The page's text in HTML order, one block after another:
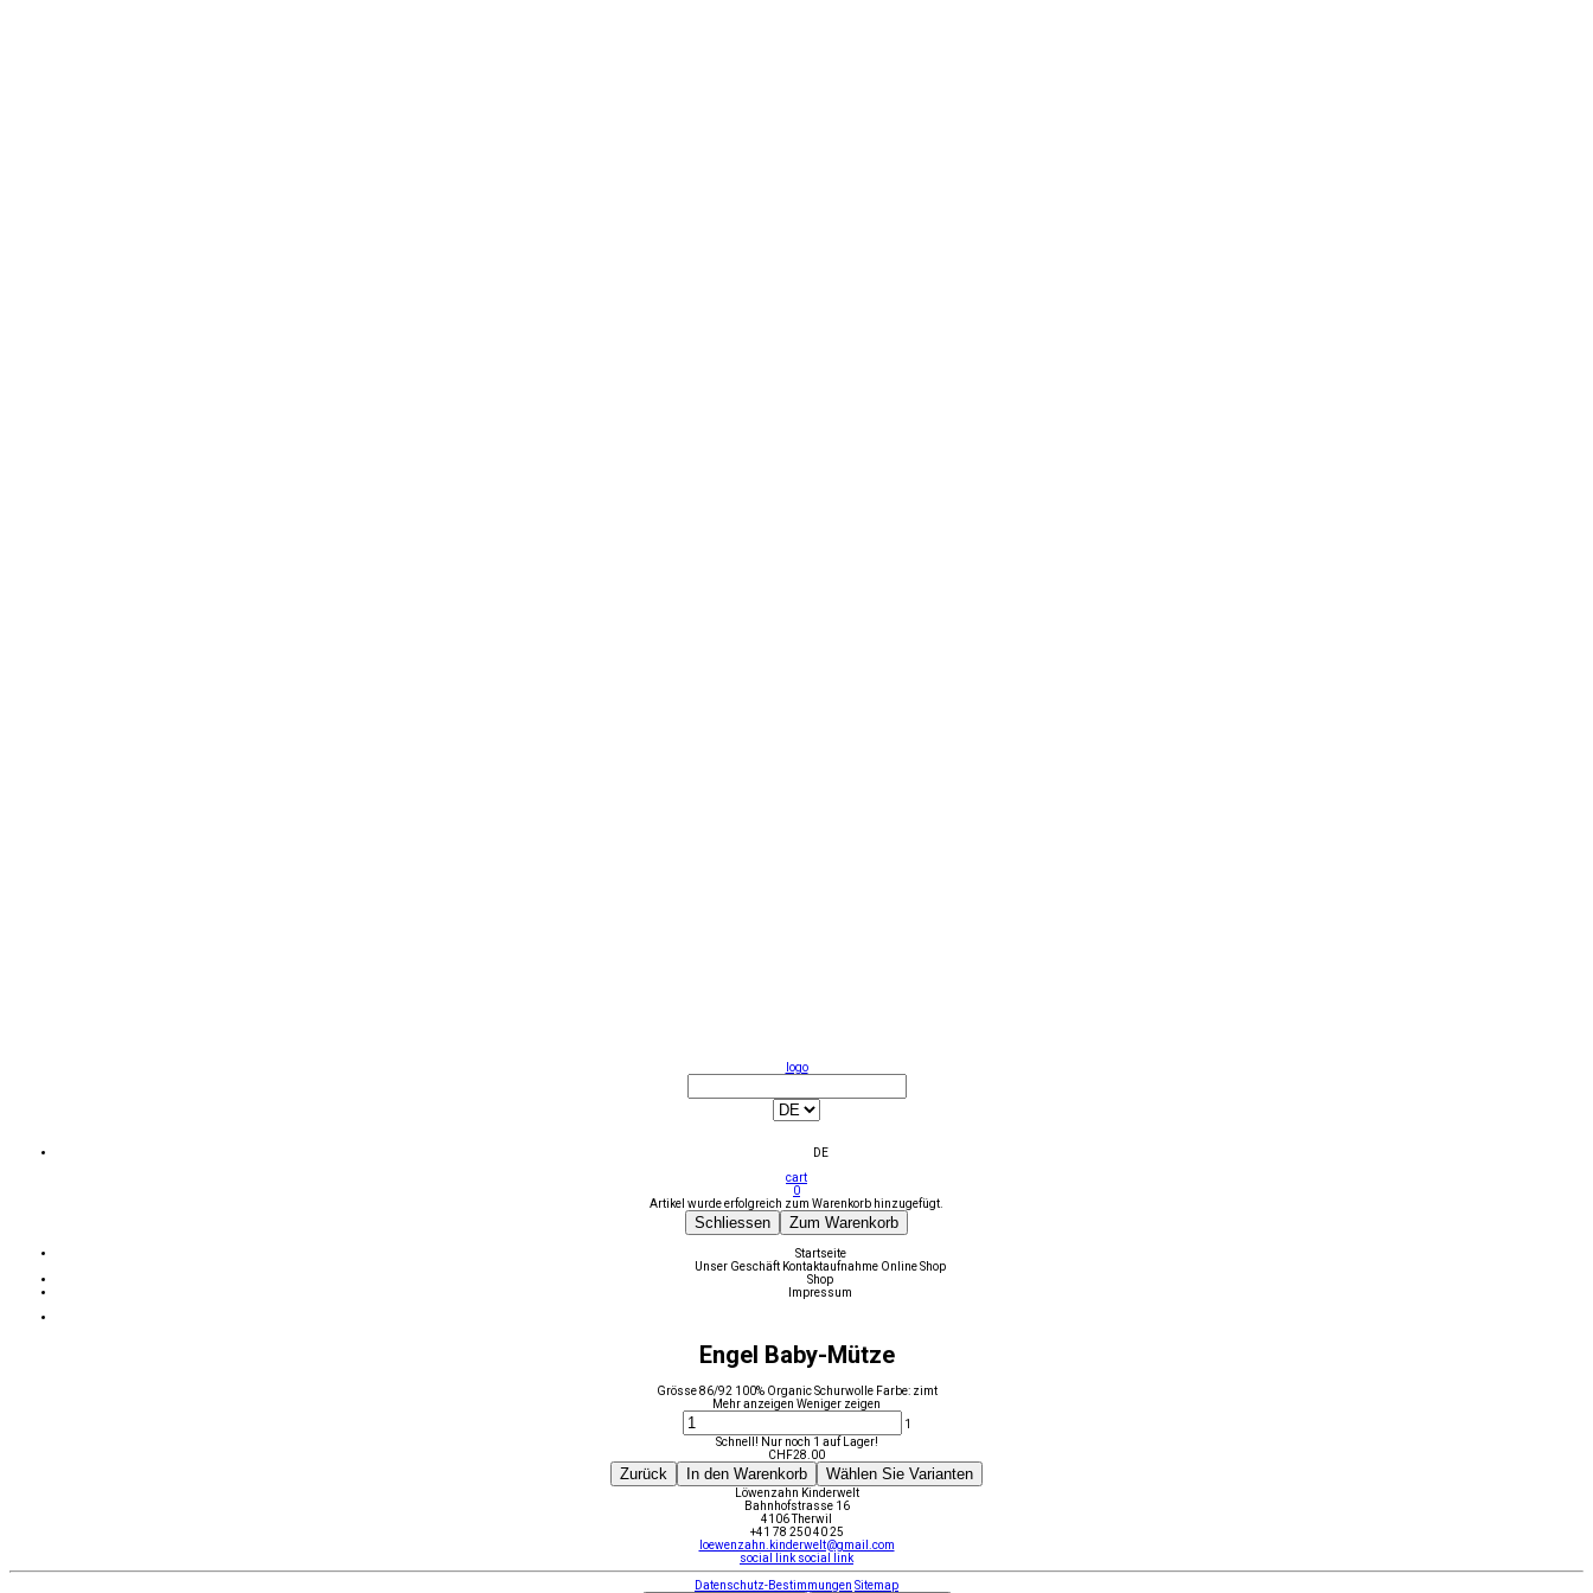
logo
DE
cart
0
Artikel wurde erfolgreich zum Warenkorb hinzugefügt.
Schliessen Zum Warenkorb
Startseite
Unser Geschäft Kontaktaufnahme Online Shop
Shop
Impressum
Engel Baby-Mütze
Grösse 86/92 100% Organic Schurwolle Farbe: zimt
Mehr anzeigen Weniger zeigen
1
Schnell! Nur noch 1 auf Lager!
CHF28.00
Zurück In den Warenkorb Wählen Sie Varianten
Löwenzahn Kinderwelt
Bahnhofstrasse 16
4106 Therwil
+41 78 250 40 25
loewenzahn.kinderwelt@gmail.com
social link social link
Datenschutz-Bestimmungen Sitemap